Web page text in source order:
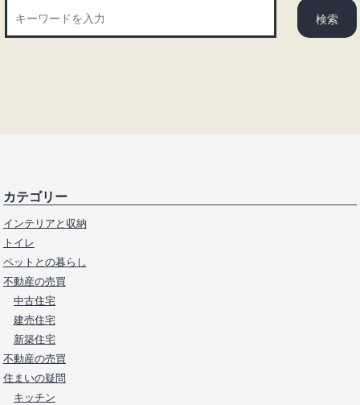
カテゴリー
インテリアと収納
トイレ
ペットとの暮らし
不動産の売買
中古住宅
建売住宅
新築住宅
不動産の売買
住まいの疑問
キッチン